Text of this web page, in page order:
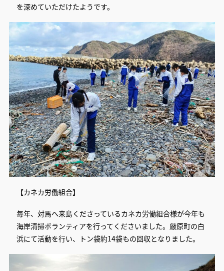
を深めていただけたようです。
【カネカ労働組合】
毎年、対馬へ来島くださっているカネカ労働組合様が今年も
海岸清掃ボランティアを行ってくださいました。厳原町の白
浜にて活動を行い、トン袋約14袋もの回収となりました。